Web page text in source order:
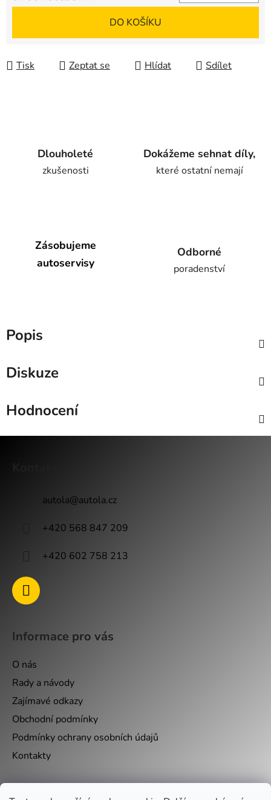
DO KOŠÍKU
Tisk Zeptat se Hlídat Sdílet
Dlouholeté
zkušenosti
Dokážeme sehnat díly,
které ostatní nemají
Zásobujeme
autoservisy
Odborné
poradenství
Popis
Diskuze
Hodnocení
autola@autola.cz
+420 568 847 209
+420 602 758 213
Informace pro vás
O nás
Rady a návody
Zajímavé odkazy
Obchodní podmínky
Podmínky ochrany osobních údajů
Kontakty